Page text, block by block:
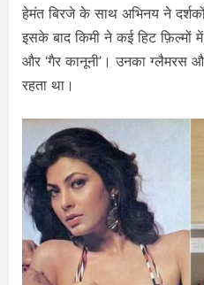
हेमंत बिरजे के साथ अभिनय ने
इसके बाद किमी ने कई हिट फ़िल्मों में
और ‘गैर कानूनी’। उनका ग्लैमरस
रहता था।